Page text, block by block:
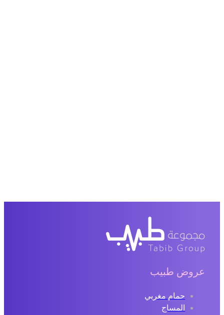
عروض طبيب
حمام مغربي
المساج